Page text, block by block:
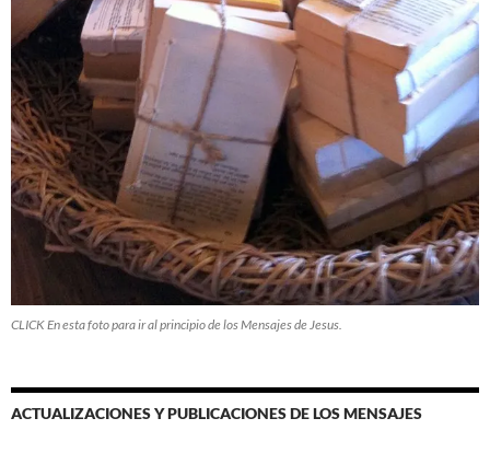
CLICK En esta foto para ir al principio de los Mensajes de Jesus.
ACTUALIZACIONES Y PUBLICACIONES DE LOS MENSAJES